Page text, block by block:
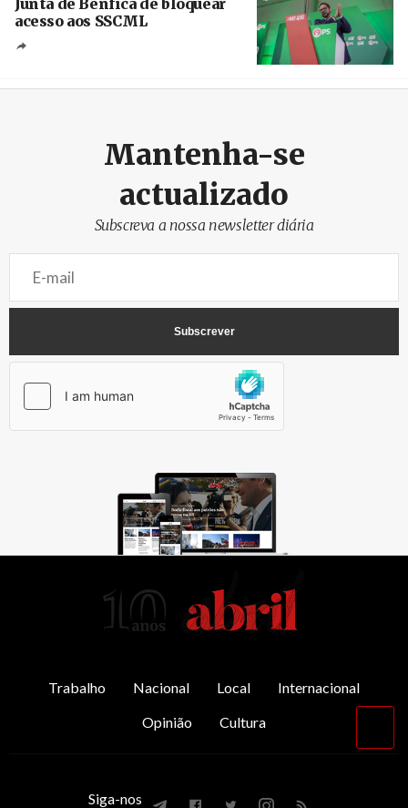
Junta de Benfica de bloquear
acesso aos SSCML
Mantenha-se
actualizado
Subscreva a nossa newsletter diária
Trabalho Nacional Local
Internacional
Opinião
Cultura
Siga-nos